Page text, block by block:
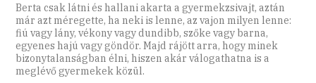
Berta csak látni és hallani akarta a gyermekzsivajt, aztán
már azt méregette, ha neki is lenne, az vajon milyen lenne:
fiú vagy lány, vékony vagy dundibb, szőke vagy barna,
egyenes hajú vagy göndör. Majd rájött arra, hogy minek
bizonytalanságban élni, hiszen akár válogathatna is a
meglévő gyermekek közül.